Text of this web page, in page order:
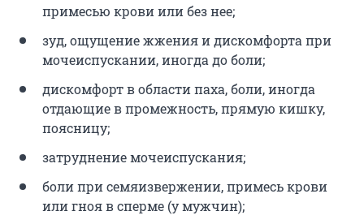
примесью крови или без нее;
зуд, ощущение жжения и дискомфорта при
мочеиспускании, иногда до боли;
дискомфорт в области паха, боли, иногда
отдающие в промежность, прямую кишку,
поясницу;
затруднение мочеиспускания;
боли при семяизвержении, примесь крови
или гноя в сперме (у мужчин);